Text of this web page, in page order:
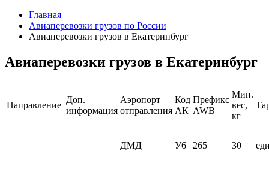
Главная
Авиаперевозки грузов по России
Авиаперевозки грузов в Екатеринбург
Авиаперевозки грузов в Екатеринбург
Направление
Доп.
информация
Аэропорт
отправления
Код
АК
Префикс
AWB
Мин.
вес,
кг
ДМД У6 265 30